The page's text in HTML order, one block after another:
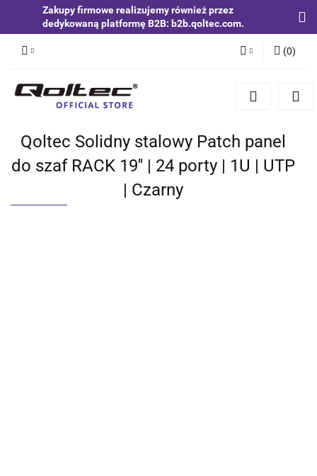
Zakupy firmowe realizujemy również przez
dedykowaną platformę B2B: b2b.qoltec.com.
Zaloguj się
Zgody cookies
(0)
Qoltec Solidny stalowy Patch panel
do szaf RACK 19'' | 24 porty | 1U | UTP
| Czarny